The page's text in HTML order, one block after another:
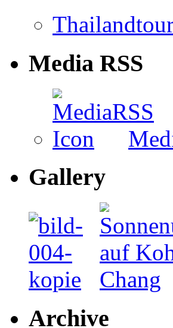
Media RSS
Gallery
Archive